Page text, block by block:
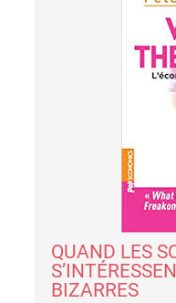
QUAND LES
BIZARRES